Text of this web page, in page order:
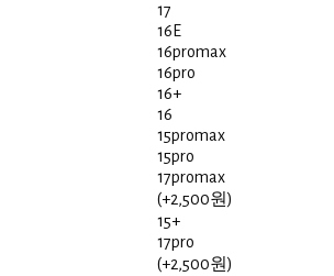
17
16E
16promax
16pro
16+
16
15promax
15pro
17promax
(+2,500원)
15+
17pro
(+2,500원)